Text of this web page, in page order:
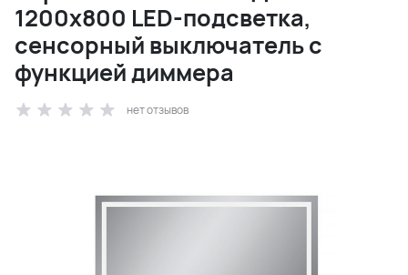
1200х800 LED-подсветка,
сенсорный выключатель с
функцией диммера
нет отзывов